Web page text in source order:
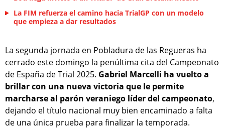
La FIM refuerza el camino hacia TrialGP con un modelo
que empieza a dar resultados
La segunda jornada en Pobladura de las Regueras ha
cerrado este domingo la penúltima cita del Campeonato
de España de Trial 2025. Gabriel Marcelli ha vuelto a
brillar con una nueva victoria que le permite
marcharse al parón veraniego líder del campeonato,
dejando el título nacional muy bien encaminado a falta
de una única prueba para finalizar la temporada.